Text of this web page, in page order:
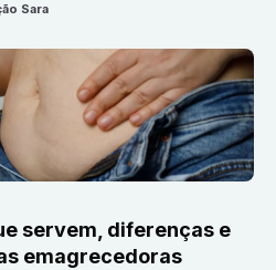
Sara
servem, diferenças e
emagrecedoras